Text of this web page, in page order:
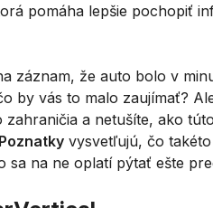
pomáha lepšie pochopiť
záznam, že auto bolo v
by vás to malo zaujímať?
zahraničia a netušíte, ako
vysvetľujú, čo
sa na ne oplatí pýtať ešte